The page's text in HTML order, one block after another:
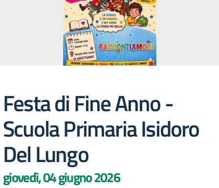
Festa di Fine Anno -
Scuola Primaria Isidoro
Del Lungo
giovedì, 04 giugno 2026